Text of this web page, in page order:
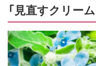
「見直すクリー